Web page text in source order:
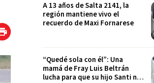
A 13 años de Salta 2141, la
región mantiene vivo el
recuerdo de Maxi Fornarese
“Quedé sola con él”: Una
mamá de Fray Luis Beltrán
lucha para que su hijo Santi no